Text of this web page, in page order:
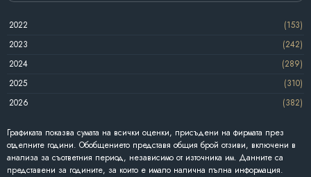
2022
(153)
2023
(242)
2024
(289)
2025
(310)
2026
(382)
Графиката показва сумата на всички оценки, присъдени на фирмата през
отделните години. Обобщението представя общия брой отзиви, включени в
анализа за съответния период, независимо от източника им. Данните са
представени за годините, за които е имало налична пълна информация.